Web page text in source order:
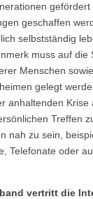
gefördert
geschaffen
selbstständig
muss auf die
Menschen
gelegt
anhaltenden Krise
Treffen
nah zu sein,
Telefonate oder
vertritt die